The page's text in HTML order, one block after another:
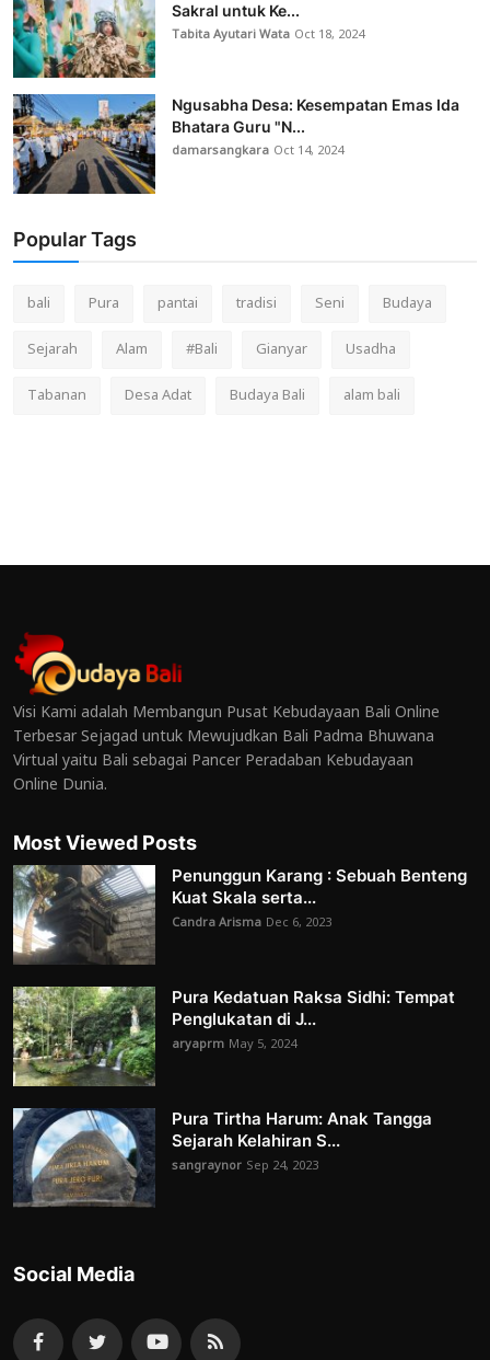
Sakral untuk Ke...
Tabita Ayutari Wata Oct 18, 2024
Ngusabha Desa: Kesempatan Emas Ida
Bhatara Guru "N...
damarsangkara Oct 14, 2024
Popular Tags
bali Pura pantai tradisi Seni
Budaya
Sejarah
Alam #Bali Gianyar
Usadha
Tabanan
Desa Adat Budaya Bali alam bali
Visi Kami adalah Membangun Pusat Kebudayaan Bali Online
Terbesar Sejagad untuk Mewujudkan Bali Padma Bhuwana
Virtual yaitu Bali sebagai Pancer Peradaban Kebudayaan
Online Dunia.
Most Viewed Posts
Penunggun Karang : Sebuah Benteng
Kuat Skala serta...
Candra Arisma Dec 6, 2023
Pura Kedatuan Raksa Sidhi: Tempat
Penglukatan di J...
aryaprm May 5, 2024
Pura Tirtha Harum: Anak Tangga
Sejarah Kelahiran S...
sangraynor Sep 24, 2023
Social Media